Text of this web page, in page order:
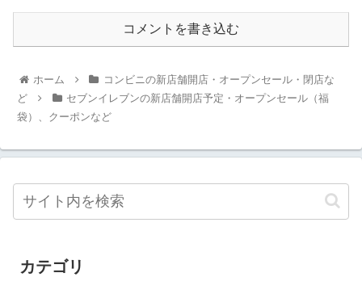
コメントを書き込む
ホーム
コンビニの新店舗開店・オープンセール・閉店な
ど
セブンイレブンの新店舗開店予定・オープンセール（福
袋）、クーポンなど
カテゴリ